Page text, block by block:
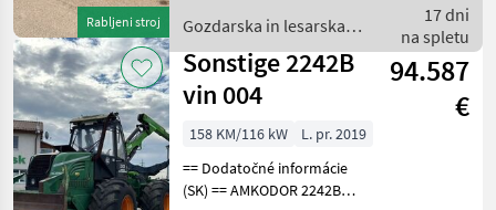
Rabljeni stroj
pneu:
Gozdarska in lesarska
mehanizacija / Timberjack
17 dni
na spletu
Sonstige 2242B
vin 004
94.587
€
158 KM/116 kW
L. pr. 2019
== Dodatočné informácie
(SK) == AMKODOR 2242B